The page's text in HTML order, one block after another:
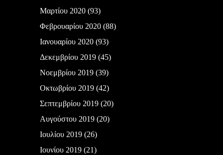
Μαρτίου 2020(93)
Φεβρουαρίου 2020(88)
Ιανουαρίου 2020(93)
Δεκεμβρίου 2019(45)
Νοεμβρίου 2019(39)
Οκτωβρίου 2019(42)
Σεπτεμβρίου 2019(20)
Αυγούστου 2019(20)
Ιουλίου 2019(26)
Ιουνίου 2019(21)